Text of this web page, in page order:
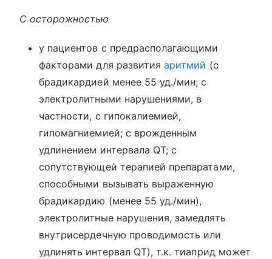
С осторожностью
у пациентов с предрасполагающими
факторами для развитияаритмий (с
брадикардией менее 55 уд./мин; с
электролитными нарушениями, в
частности, с гипокалиемией,
гипомагниемией; с врожденным
удлинением интервала QT; с
сопутствующей терапией препаратами,
способными вызывать выраженную
брадикардию (менее 55 уд./мин),
электролитные нарушения, замедлять
внутрисердечную проводимость или
удлинять интервал QT), т.к. тиаприд может